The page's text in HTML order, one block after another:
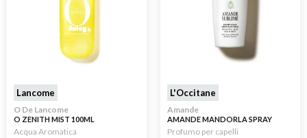
Lancome
O De Lancome
O ZENITH MIST 100ML
Acqua Aromatica
L'Occitane
Amande
AMANDE MANDORLA SPRAY
PROFUMATO CORPO E CAPELLI
Profumo per capelli